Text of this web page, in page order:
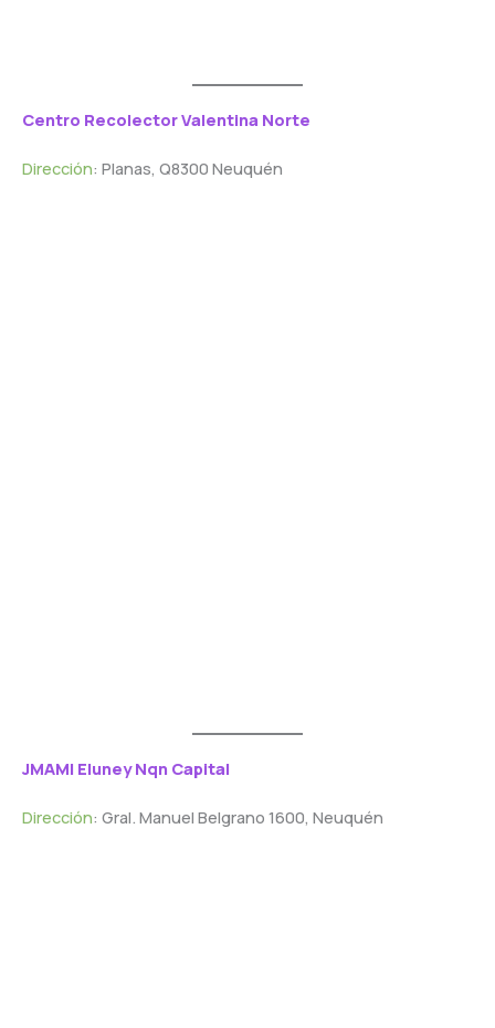
Centro Recolector Valentina Norte
Dirección: Planas, Q8300 Neuquén
JMAMI Eluney Nqn Capital
Dirección: Gral. Manuel Belgrano 1600, Neuquén